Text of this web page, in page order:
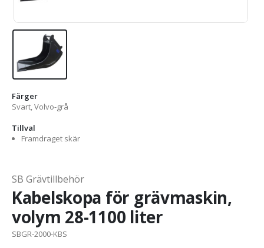
Färger
Svart, Volvo-grå
Tillval
Framdraget skär
SB Grävtillbehör
Kabelskopa för grävmaskin,
volym 28-1100 liter
SBGR-2000-KBS